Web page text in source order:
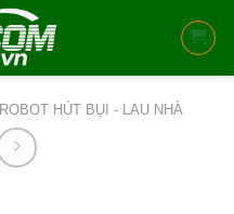
ROBOT HÚT BỤI - LAU NHÀ